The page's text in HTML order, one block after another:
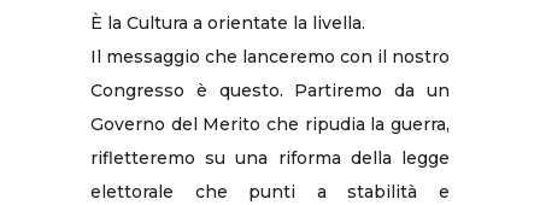
È la Cultura a orientate la livella.
Il messaggio che lanceremo con il nostro
Congresso è questo. Partiremo da un
Governo del Merito che ripudia la guerra,
rifletteremo su una riforma della legge
elettorale che punti a stabilità e